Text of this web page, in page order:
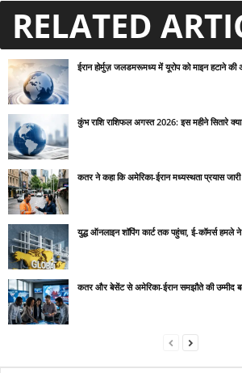
RELATED
ईरान होर्मुज़ जलडमरूमध्य में यूरोप को माइन हटाने की
कुंभ राशि राशिफल अगस्त 2026: इस महीने सितारे
कतर ने कहा कि अमेरिका-ईरान मध्यस्थता प्रयास जारी
युद्ध ऑनलाइन शॉपिंग कार्ट तक पहुंचा, ई-कॉमर्स हमले
कतर और बेसेंट से अमेरिका-ईरान समझौते की उम्मीद